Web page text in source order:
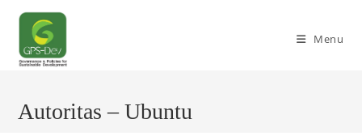
content
Menu
Autoritas – Ubuntu